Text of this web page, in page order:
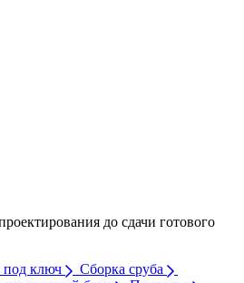
до сдачи готового
под ключ
Сборка сруба